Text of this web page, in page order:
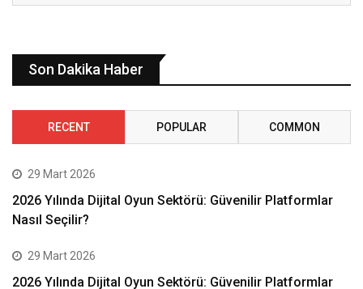
Son Dakika Haber
RECENT POPULAR COMMON
29 Mart 2026
2026 Yılında Dijital Oyun Sektörü: Güvenilir Platformlar
Nasıl Seçilir?
29 Mart 2026
2026 Yılında Dijital Oyun Sektörü: Güvenilir Platformlar